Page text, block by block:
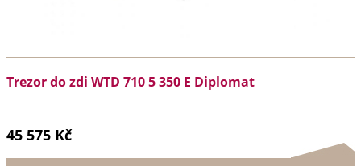
Trezor do zdi WTD 710 5 350 E Diplomat
45 575 Kč